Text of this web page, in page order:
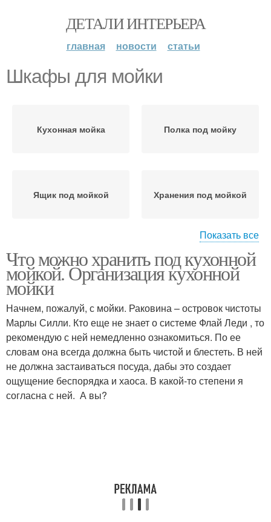
ДЕТАЛИ ИНТЕРЬЕРА
главная новости статьи
Шкафы для мойки
Кухонная мойка Полка под мойку
Ящик под мойкой Хранения под мойкой
мойкой
Показать все
Что можно хранить под кухонной
мойкой. Организация кухонной
мойки
Начнем, пожалуй, с мойки. Раковина – островок чистоты
Марлы Силли. Кто еще не знает о системе Флай Леди , то
рекомендую с ней немедленно ознакомиться. По ее
словам она всегда должна быть чистой и блестеть. В ней
не должна застаиваться посуда, дабы это создает
ощущение беспорядка и хаоса. В какой-то степени я
согласна с ней. А вы?